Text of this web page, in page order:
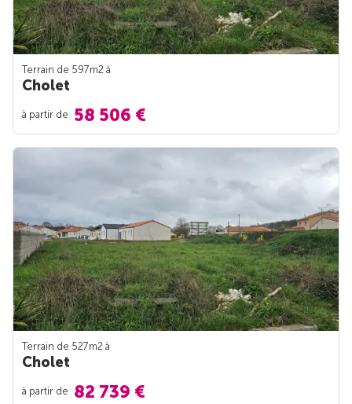
Terrain de 597m2 à
Cholet
à partir de 58 506 €
Terrain de 527m2 à
Cholet
à partir de 82 739 €